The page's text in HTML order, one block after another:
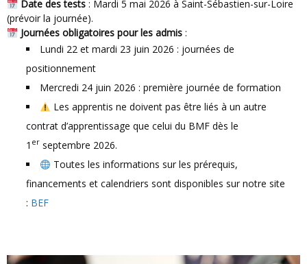
Date des tests: Mardi 5 mai 2026 à Saint-Sébastien-sur-Loire
(prévoir la journée).
Journées obligatoires pour les admis:
Lundi 22 et mardi 23 juin 2026 : journées de
positionnement
Mercredi 24 juin 2026 : première journée de formation
Les apprentis ne doivent pas être liés à un autre
contrat d’apprentissage que celui du BMF dès le
1 er septembre 2026.
Toutes les informations sur les prérequis,
financements et calendriers sont disponibles sur notre site
: BEF